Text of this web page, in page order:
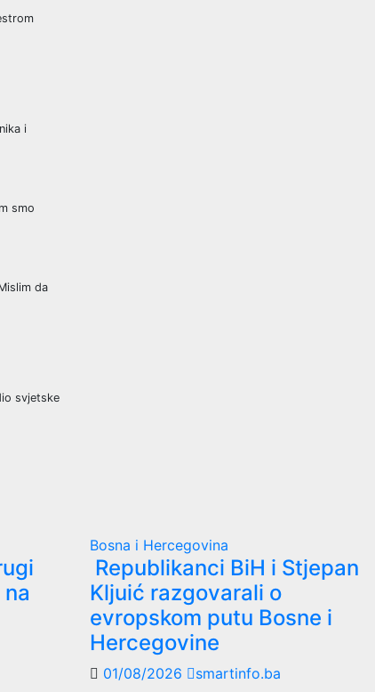
i
smo
da
svjetske
Bosna i Hercegovina
Republikanci BiH i Stjepan
Kljuić razgovarali o
evropskom putu Bosne i
Hercegovine
01/08/2026 smartinfo.ba